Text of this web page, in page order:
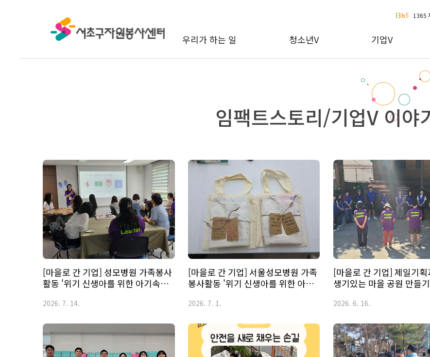
1365
우리가 하는 일 청소년V 기업V
임팩트스토리/기업V 이야
[마을로 간 기업] 성모병원 가족봉사
활동 '위기 신생아를 위한 아기속싸
2026. 7. 14.
[마을로 간 기업] 서울성모병원 가족
봉사활동 '위기 신생아를 위한 아기
2026. 7. 1.
[마을로 간 기업] 제일기획
생기있는 마을 공원 만들기
2026. 6. 16.